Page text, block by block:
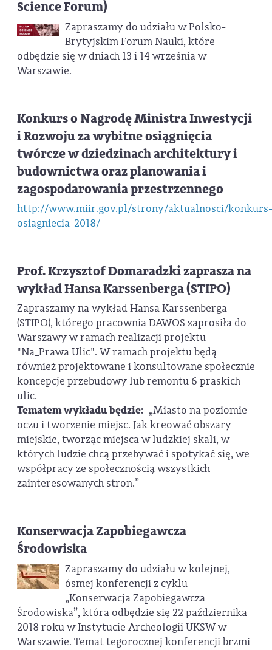
Science Forum)
Zapraszamy do udziału w Polsko-
Brytyjskim Forum Nauki, które
odbędzie się w dniach 13 i 14 września w
Warszawie.
Konkurs o Nagrodę Ministra Inwestycji
i Rozwoju za wybitne osiągnięcia
twórcze w dziedzinach architektury i
budownictwa oraz planowania i
zagospodarowania przestrzennego
http://www.miir.gov.pl/strony/aktualnosci/konkurs-
osiagniecia-2018/
Prof. Krzysztof Domaradzki zaprasza na
wykład Hansa Karssenberga (STIPO)
Zapraszamy na wykład Hansa Karssenberga
(STIPO), którego pracownia DAWOS zaprosiła do
Warszawy w ramach realizacji projektu
"Na_Prawa Ulic". W ramach projektu będą
również projektowane i konsultowane społecznie
koncepcje przebudowy lub remontu 6 praskich
ulic.
Tematem wykładu będzie: „Miasto na poziomie
oczu i tworzenie miejsc. Jak kreować obszary
miejskie, tworząc miejsca w ludzkiej skali, w
których ludzie chcą przebywać i spotykać się, we
współpracy ze społecznością wszystkich
zainteresowanych stron.”
Konserwacja Zapobiegawcza
Środowiska
Zapraszamy do udziału w kolejnej,
ósmej konferencji z cyklu
„Konserwacja Zapobiegawcza
Środowiska”, która odbędzie się 22 października
2018 roku w Instytucie Archeologii UKSW w
Warszawie. Temat tegorocznej konferencji brzmi